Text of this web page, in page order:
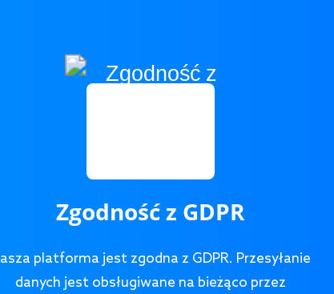
Zgodność z GDPR
platforma jest zgodna z GDPR. Przesyłanie
danych jest obsługiwane na bieżąco przez